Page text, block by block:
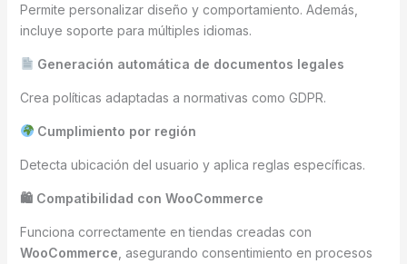
Permite personalizar diseño y comportamiento. Además,
incluye soporte para múltiples idiomas.
Generación automática de documentos legales
Crea políticas adaptadas a normativas como GDPR.
Cumplimiento por región
Detecta ubicación del usuario y aplica reglas específicas.
🛍 Compatibilidad con WooCommerce
Funciona correctamente en tiendas creadas con
WooCommerce , asegurando consentimiento en procesos